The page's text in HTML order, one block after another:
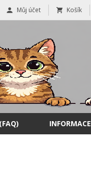
Můj účet Košík
INFORMACE